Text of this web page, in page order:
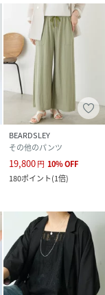
BEARDSLEY
その他のパンツ
19,800円 10%OFF
180ポイント(1倍)